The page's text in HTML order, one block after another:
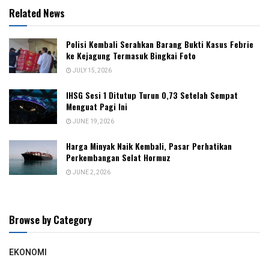
Related News
Polisi Kembali Serahkan Barang Bukti Kasus Febrie
ke Kejagung Termasuk Bingkai Foto
JULY 15, 2026
IHSG Sesi 1 Ditutup Turun 0,73 Setelah Sempat
Menguat Pagi Ini
JUNE 19, 2026
Harga Minyak Naik Kembali, Pasar Perhatikan
Perkembangan Selat Hormuz
JUNE 2, 2026
Browse by Category
EKONOMI